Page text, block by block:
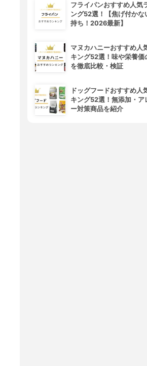
フライパンおすすめ人気
ング52選！【焦げ付かな
持ち！2026最新】
マヌカハニーおすすめ人
キング52選！味や栄養価
を徹底比較・検証
ドッグフードおすすめ人
キング52選！無添加・ア
ー対策商品を紹介